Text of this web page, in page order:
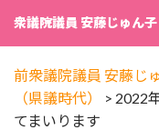
衆議院議員 安藤じゅん子
前衆議院議員 安藤じ
（県議時代）
> 2022
てまいります